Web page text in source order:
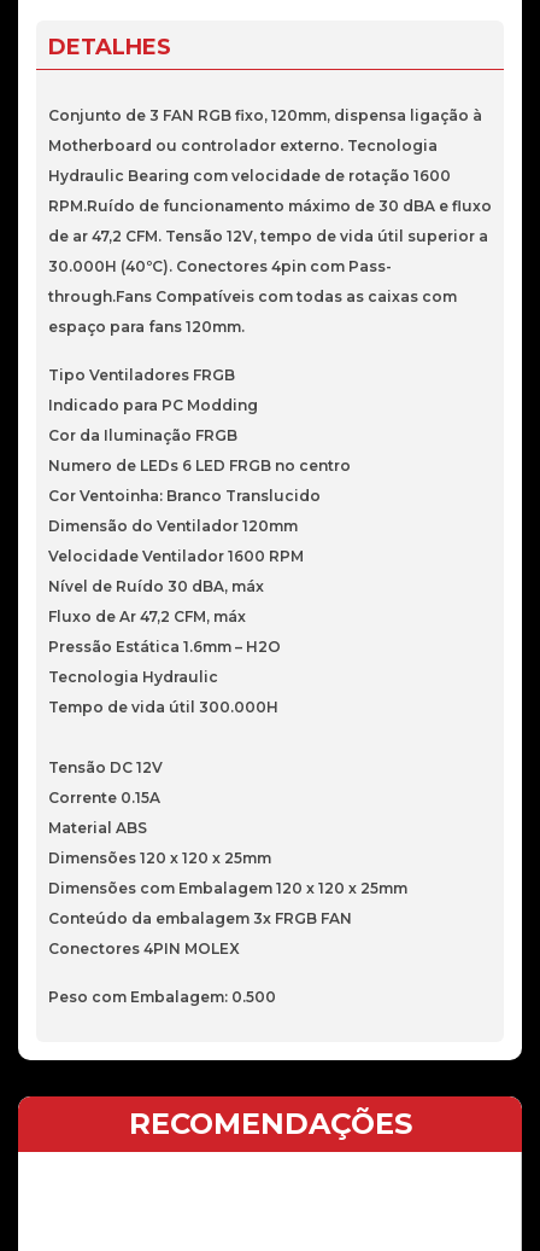
FRGB
THROUGH
DETALHES
Conjunto de 3 FAN RGB fixo, 120mm, dispensa ligação à
Motherboard ou controlador externo. Tecnologia
Hydraulic Bearing com velocidade de rotação 1600
RPM.Ruído de funcionamento máximo de 30 dBA e fluxo
de ar 47,2 CFM. Tensão 12V, tempo de vida útil superior a
30.000H (40ºC). Conectores 4pin com Pass-
through.Fans Compatíveis com todas as caixas com
espaço para fans 120mm.
Tipo Ventiladores FRGB
Indicado para PC Modding
Cor da Iluminação FRGB
Numero de LEDs 6 LED FRGB no centro
Cor Ventoinha: Branco Translucido
Dimensão do Ventilador 120mm
Velocidade Ventilador 1600 RPM
Nível de Ruído 30 dBA, máx
Fluxo de Ar 47,2 CFM, máx
Pressão Estática 1.6mm – H2O
Tecnologia Hydraulic
Tempo de vida útil 300.000H
Tensão DC 12V
Corrente 0.15A
Material ABS
Dimensões 120 x 120 x 25mm
Dimensões com Embalagem 120 x 120 x 25mm
Conteúdo da embalagem 3x FRGB FAN
Conectores 4PIN MOLEX
Peso com Embalagem: 0.500
RECOMENDAÇÕES